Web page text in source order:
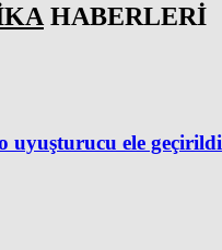
HABERLERİ
uyuşturucu ele geçirildi